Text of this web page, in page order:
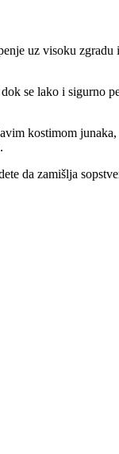
uz visoku
se lako i sigurno
kostimom
da zamišlja